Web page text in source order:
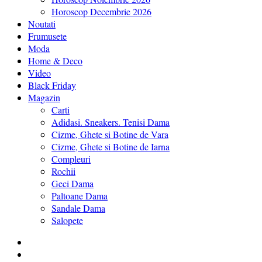
Horoscop Decembrie 2026
Noutati
Frumusete
Moda
Home & Deco
Video
Black Friday
Magazin
Carti
Adidasi. Sneakers. Tenisi Dama
Cizme, Ghete si Botine de Vara
Cizme, Ghete si Botine de Iarna
Compleuri
Rochii
Geci Dama
Paltoane Dama
Sandale Dama
Salopete